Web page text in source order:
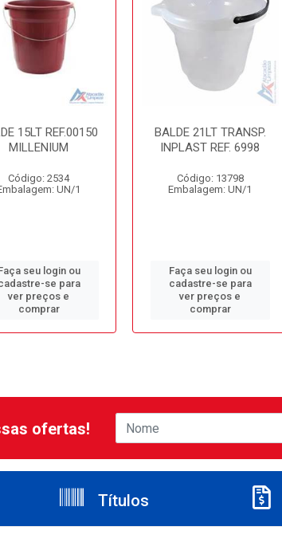
15LT REF.00150
MILLENIUM
Código: 2534
UN/1
seu login ou
se para
ver preços e
comprar
BALDE 21LT TRANSP.
INPLAST REF. 6998
Código: 13798
Embalagem: UN/1
Faça seu login ou
cadastre-se para
ver preços e
comprar
ofertas!
Títulos